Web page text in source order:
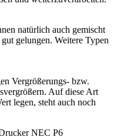
natürlich auch gemischt
gelungen. Weitere Typen
Vergrößerungs- bzw.
Auf diese Art
legen, steht auch noch
NEC P6